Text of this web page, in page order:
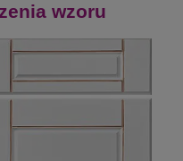
wzoru